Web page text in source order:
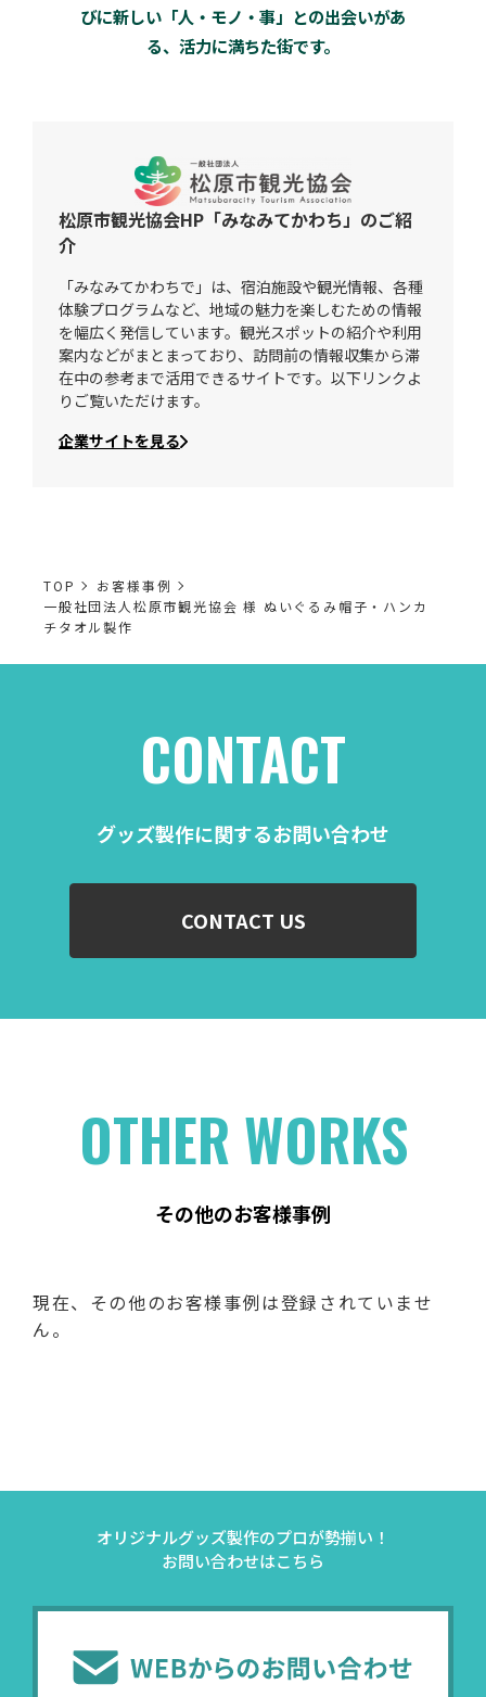
びに新しい「人・モノ・事」との出会いがあ
る、活力に満ちた街です。
松原市観光協会HP「みなみてかわち」のご紹
介
「みなみてかわちで」は、宿泊施設や観光情報、各種
体験プログラムなど、地域の魅力を楽しむための情報
を幅広く発信しています。観光スポットの紹介や利用
案内などがまとまっており、訪問前の情報収集から滞
在中の参考まで活用できるサイトです。以下リンクよ
りご覧いただけます。
企業サイトを見る
TOP
お客様事例
一般社団法人松原市観光協会 様 ぬいぐるみ帽子・ハンカ
チタオル製作
CONTACT
グッズ製作に関するお問い合わせ
CONTACT US
OTHER WORKS
その他のお客様事例
現在、その他のお客様事例は登録されていませ
ん。
オリジナルグッズ製作のプロが勢揃い！
お問い合わせはこちら